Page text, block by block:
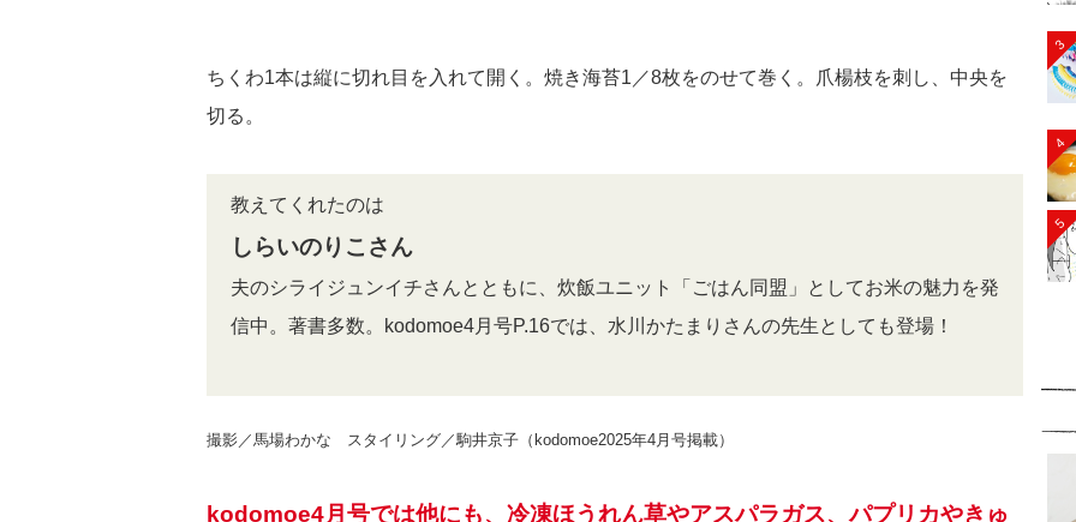
ちくわ1本は縦に切れ目を入れて開く。焼き海苔1／8枚をのせて巻く。爪楊枝を刺し、中央を
切る。
教えてくれたのは
しらいのりこさん
夫のシライジュンイチさんとともに、炊飯ユニット「ごはん同盟」としてお米の魅力を発
信中。著書多数。kodomoe4月号P.16では、水川かたまりさんの先生としても登場！
撮影／馬場わかな スタイリング／駒井京子（kodomoe2025年4月号掲載）
kodomoe4月号では他にも、冷凍ほうれん草やアスパラガス、パプリカやきゅ
3
4
5